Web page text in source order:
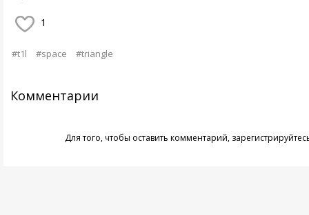
1
#t1l #space #triangle
Комментарии
Для того, чтобы оставить комментарий,